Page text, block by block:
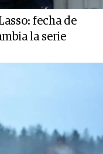
fecha de
la serie